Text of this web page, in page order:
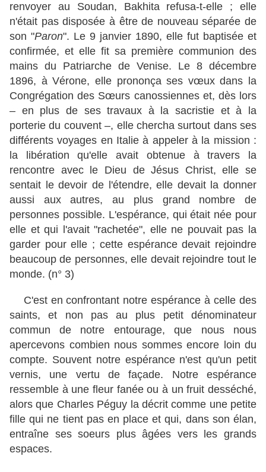
renvoyer au Soudan, Bakhita refusa-t-elle ; elle
n'était pas disposée à être de nouveau séparée de
son "Paron". Le 9 janvier 1890, elle fut baptisée et
confirmée, et elle fit sa première communion des
mains du Patriarche de Venise. Le 8 décembre
1896, à Vérone, elle prononça ses vœux dans la
Congrégation des Sœurs canossiennes et, dès lors
– en plus de ses travaux à la sacristie et à la
porterie du couvent –, elle chercha surtout dans ses
différents voyages en Italie à appeler à la mission :
la libération qu'elle avait obtenue à travers la
rencontre avec le Dieu de Jésus Christ, elle se
sentait le devoir de l'étendre, elle devait la donner
aussi aux autres, au plus grand nombre de
personnes possible. L'espérance, qui était née pour
elle et qui l'avait "rachetée", elle ne pouvait pas la
garder pour elle ; cette espérance devait rejoindre
beaucoup de personnes, elle devait rejoindre tout le
monde. (n° 3)
C'est en confrontant notre espérance à celle des
saints, et non pas au plus petit dénominateur
commun
de notre entourage, que nous nous
apercevons combien nous sommes encore loin du
compte. Souvent notre espérance n'est qu'un petit
vernis, une vertu de façade. Notre espérance
ressemble à une fleur fanée ou à un fruit desséché,
alors que Charles Péguy la décrit comme une petite
fille qui ne tient pas en place et qui, dans son élan,
entraîne ses soeurs plus âgées vers les grands
espaces.